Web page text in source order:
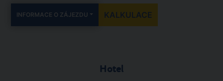
INFORMACE O ZÁJEZDU KALKULACE
Hotel